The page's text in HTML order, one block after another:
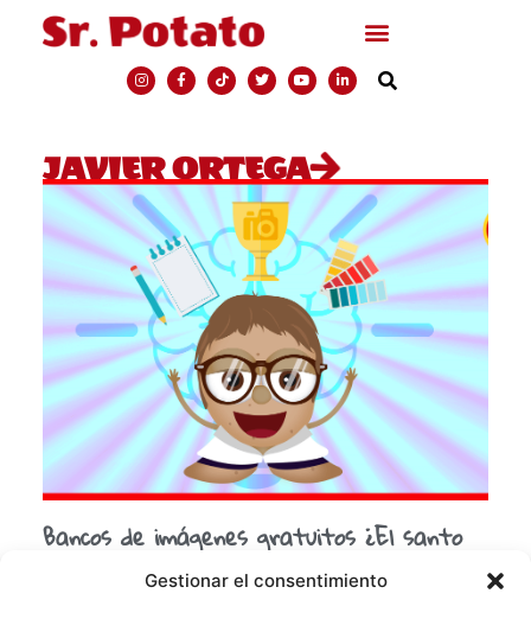
Gestionar el consentimiento
JAVIER ORTEGA
Bancos de imágenes gratuitos ¿El santo
grial?